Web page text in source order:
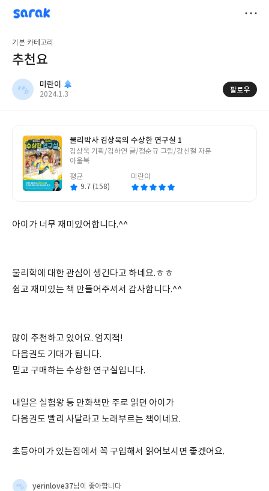
sarak
미란이
기본 카테고리
추천요
미란이
작
2024.1.3
팔로우
물리박사 김상욱의 수상한 연구실 1
글
쓴
김상욱 기획/김하연 글/정순규 그림/강신철 자문
아울북
평균
9.7 (158)
미란이
아이가 너무 재미있어합니다.^^
물리학에 대한 관심이 생긴다고 하네요.ㅎㅎ
쉽고 재미있는 책 만들어주셔서 감사합니다.^^
많이 추천하고 있어요. 엄지척!
다음권도 기대가 됩니다.
믿고 구매하는 수상한 연구실입니다.
내일은 실험왕 등 만화책만 주로 읽던 아이가
다음권도 빨리 사달라고 노래부르는 책이네요.
초등아이가 있는집에서 꼭 구입해서 읽어보시면 좋겠어요.
yerinlove37님이 좋아합니다